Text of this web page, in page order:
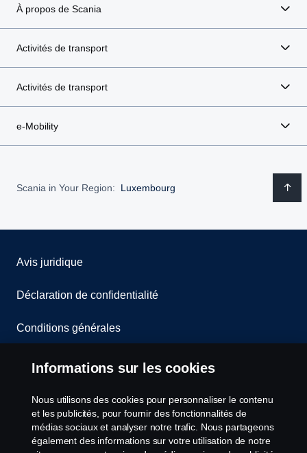
À propos de Scania
Activités de transport
Activités de transport
e-Mobility
Scania in Your Region: Luxembourg
Avis juridique
Déclaration de confidentialité
Conditions générales
Contactez-nous
Le système de lancement d'alerte
Politique de cookies
Informations sur les cookies
Nous utilisons des cookies pour personnaliser le contenu
et les publicités, pour fournir des fonctionnalités de
médias sociaux et analyser notre trafic. Nous partageons
également des informations sur votre utilisation de notre